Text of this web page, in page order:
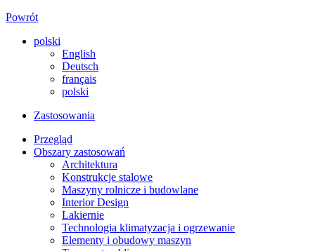
Powrót
polski
English
Deutsch
français
polski
Zastosowania
Przegląd
Obszary zastosowań
Architektura
Konstrukcje stalowe
Maszyny rolnicze i budowlane
Interior Design
Lakiernie
Technologia klimatyzacja i ogrzewanie
Elementy i obudowy maszyn